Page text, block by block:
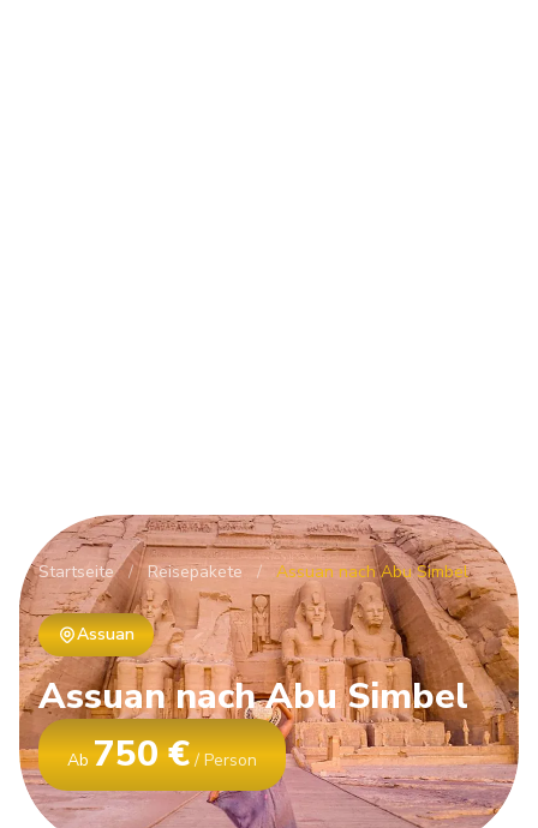
Startseite / Reisepakete / Assuan nach Abu Simbel
Assuan
AssuannachAbuSimbel
Ab 750 € / Person